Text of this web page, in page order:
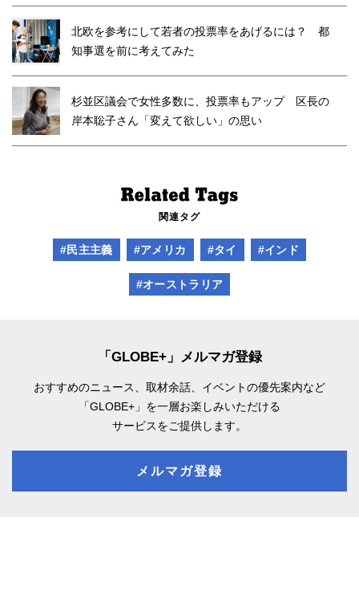
北欧を参考にして若者の投票率をあげるには？ 都
知事選を前に考えてみた
杉並区議会で女性多数に、投票率もアップ 区長の
岸本聡子さん「変えて欲しい」の思い
関連タグ
#民主主義 #アメリカ #タイ #インド
#オーストラリア
「GLOBE+」メルマガ登録
おすすめのニュース、取材余話、 イベントの優先案内など
「GLOBE+」を一層お楽しみいただける
サービスをご提供します。
メルマガ登録